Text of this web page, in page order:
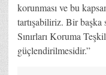
korunması ve bu
tartışabiliriz. Bir
Sınırları Koruma
güçlendirilmesidir.”